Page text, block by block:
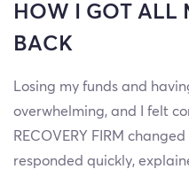
HOW I GOT ALL
BACK
Losing my funds and
overwhelming, and I felt
RECOVERY FIRM
responded quickly,